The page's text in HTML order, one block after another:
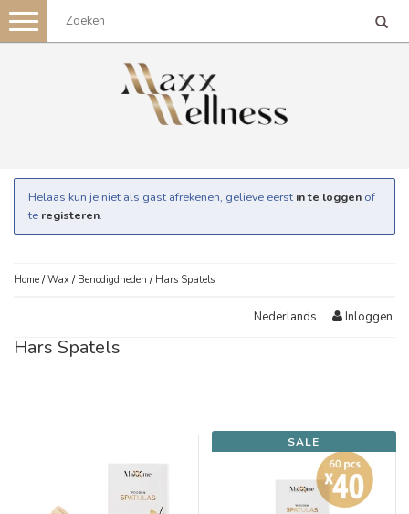
Toggle
navigation
Helaas kun je niet als gast afrekenen, gelieve eerst in te loggen of
te registeren.
Home /Wax / Benodigdheden / Hars Spatels
Nederlands Inloggen
Hars Spatels
SALE